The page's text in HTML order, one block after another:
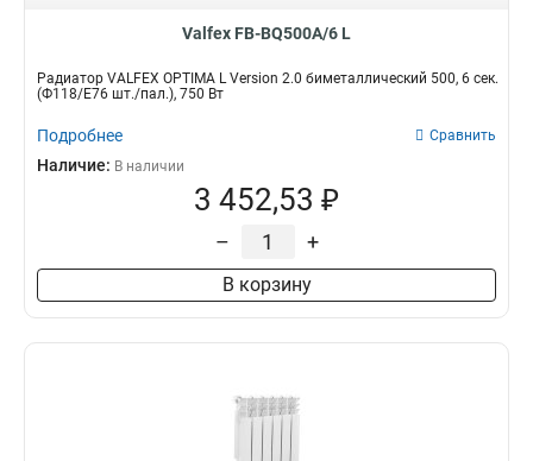
Valfex FB-BQ500A/6 L
Радиатор VALFEX OPTIMA L Version 2.0 биметаллический 500, 6 сек.
(Ф118/Е76 шт./пал.), 750 Вт
Подробнее Сравнить
Наличие: В наличии
3 452,53 ₽
– +
В корзину